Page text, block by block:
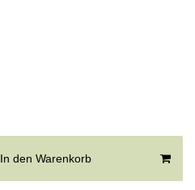
In den Warenkorb